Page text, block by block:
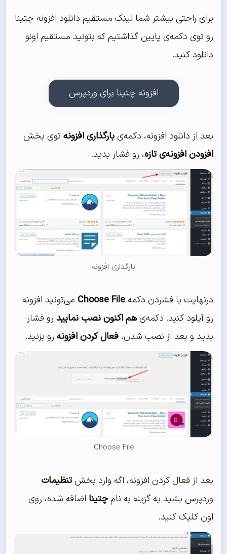
برای راحتی بیشتر شما لینک مستقیم دانلود افزونه چتینا
رو توی دکمه‌ی پایین گذاشتیم که بتونید مستقیم اونو
دانلود کنید.
افزونه چتینا برای وردپرس
بعد از دانلود افزونه، دکمه‌یبارگذاری افزونهتوی بخش
افزودن افزونه‌ی تازه، رو فشار بدید.
بارگذاری افزونه
درنهایت با فشردن دکمهChoose File می‌تونید افزونه
رو آپلود کنید. دکمه‌یهم‌ اکنون نصب نمایید رو فشار
بدید و بعد از نصب شدن، فعال کردن افزونه رو بزنید.
Choose File
بعد از فعال کردن افزونه، اگه وارد بخشتنظیمات
وردپرس بشید یه گزینه به نامچتینا اضافه شده، روی
اون کلیک کنید.